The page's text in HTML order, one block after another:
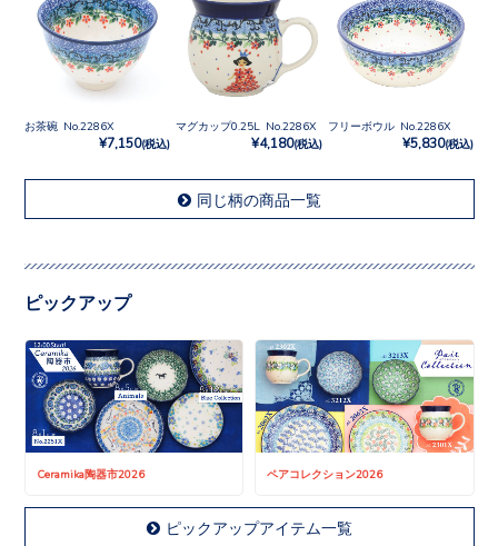
お茶碗 No.2286X
¥7,150(税込)
マグカップ0.25L No.2286X
¥4,180(税込)
フリーボウル No.2286X
¥5,830(税込)
同じ柄の商品一覧
ピックアップ
Ceramika陶器市2026 ペアコレクション2026
ピックアップアイテム一覧